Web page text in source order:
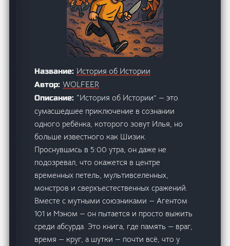
Название: История об Истории
Автор:WOLFEER
Описание: “История об Истории” — это
сумасшедшее приключение в сознании
одного ребёнка, которого зовут Илья, но
больше известного как Шизик.
Проснувшись в 5:00 утра, он даже не
подозревал, что окажется в центре
временных петель, мультивселенных,
монстров и сверхъестественных сражений.
Вместе с мутными союзниками — Агентом
101 и Мэном — он пытается и просто выжить
среди абсурда. Это книга, где память — враг,
время — круг, а шутки — почти всё, что у